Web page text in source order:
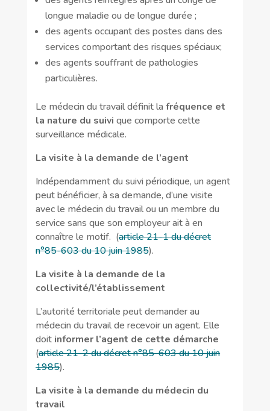
longue maladie ou de longue durée ;
des agents occupant des postes dans des
services comportant des risques spéciaux;
des agents souffrant de pathologies
particulières.
Le médecin du travail définit la fréquence et
la nature du suivique comporte cette
surveillance médicale.
La visite à la demande de l’agent
Indépendamment du suivi périodique, un agent
peut bénéficier, à sa demande, d’une visite
avec le médecin du travail ou un membre du
service sans que son employeur ait à en
connaître le motif. (article 21-1 du décret
n°85-603 du 10 juin 1985).
La visite à la demande de la
collectivité/l’établissement
L’autorité territoriale peut demander au
médecin du travail de recevoir un agent. Elle
doit informer l’agent de cette démarche
(article 21-2 du décret n°85-603 du 10 juin
1985).
La visite à la demande du médecin du
travail